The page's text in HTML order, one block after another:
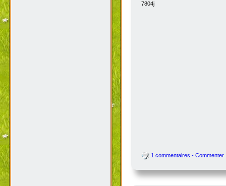
7804j
1 commentaires - Commenter